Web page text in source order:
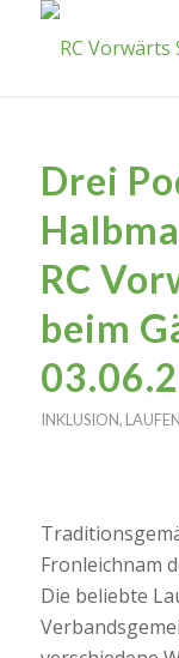
Drei
RC
beim
INKLUSION, LAUFEN
Fronleichnam
Die beliebte